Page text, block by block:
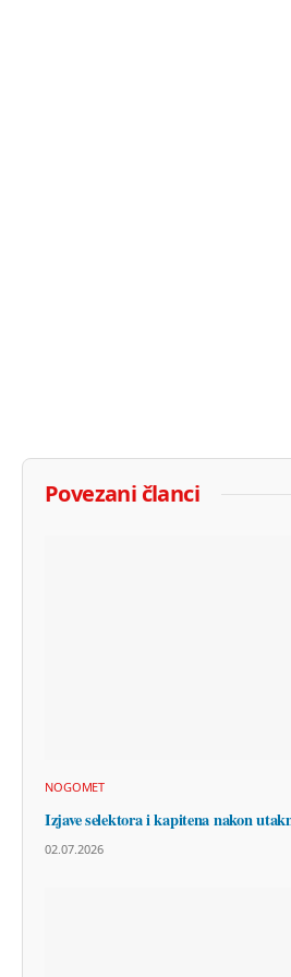
Povezani članci
NOGOMET
Izjave selektora i kapitena nakon
02.07.2026